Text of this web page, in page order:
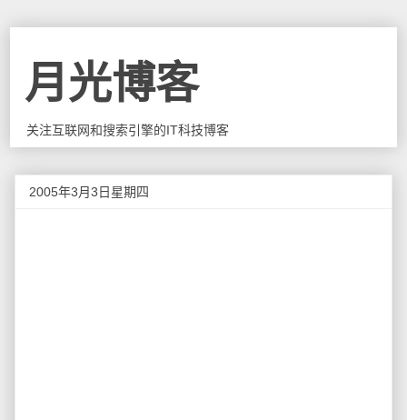
月光博客
关注互联网和搜索引擎的IT科技博客
2005年3月3日星期四